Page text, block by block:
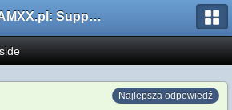
AMXX.pl: Support AMX Mod X i SourceMod
Najlepsza odpowiedź